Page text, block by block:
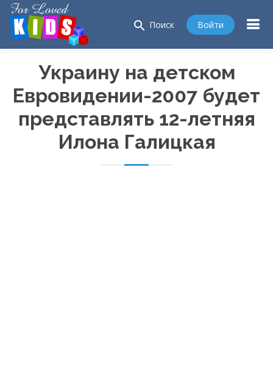
search Поиск Войти
Украину на детском
Евровидении-2007 будет
представлять 12-летняя
Илона Галицкая